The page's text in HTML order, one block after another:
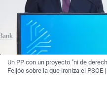
Un PP con un proyecto "ni de
Feijóo sobre la que ironiza el PSOE